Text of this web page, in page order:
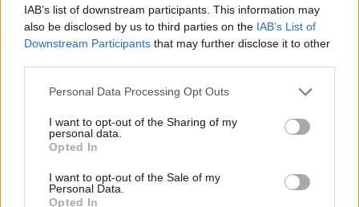
IAB’s list of downstream participants. This information may
also be disclosed by us to third parties on the IAB’s List of
Downstream Participants that may further disclose it to other
Personal Data Processing Opt Outs
I want to opt-out of the Sharing of my
personal data.
Opted In
I want to opt-out of the Sale of my
Personal Data.
Opted In
starebbe valutando l'idea di trascinare il club in
tribunale con il sostegno del sindacato dei
speranze di convincere l'attaccante:
delegazione del club arabo, a Parigi per le visite
mediche di Malcom, si sarebbe messa in
incontro, captando anche i possibili propositi di